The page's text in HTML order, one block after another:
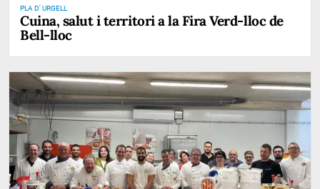
PLA D' URGELL
Cuina, salut i territori a la Fira Verd-lloc de
Bell-lloc